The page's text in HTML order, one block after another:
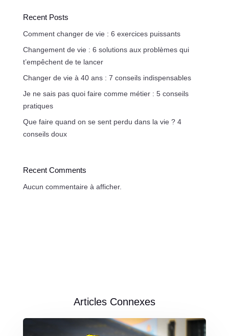
Recent Posts
Comment changer de vie : 6 exercices puissants
Changement de vie : 6 solutions aux problèmes qui
t’empêchent de te lancer
Changer de vie à 40 ans : 7 conseils indispensables
Je ne sais pas quoi faire comme métier : 5 conseils
pratiques
Que faire quand on se sent perdu dans la vie ? 4
conseils doux
Recent Comments
Aucun commentaire à afficher.
Articles Connexes